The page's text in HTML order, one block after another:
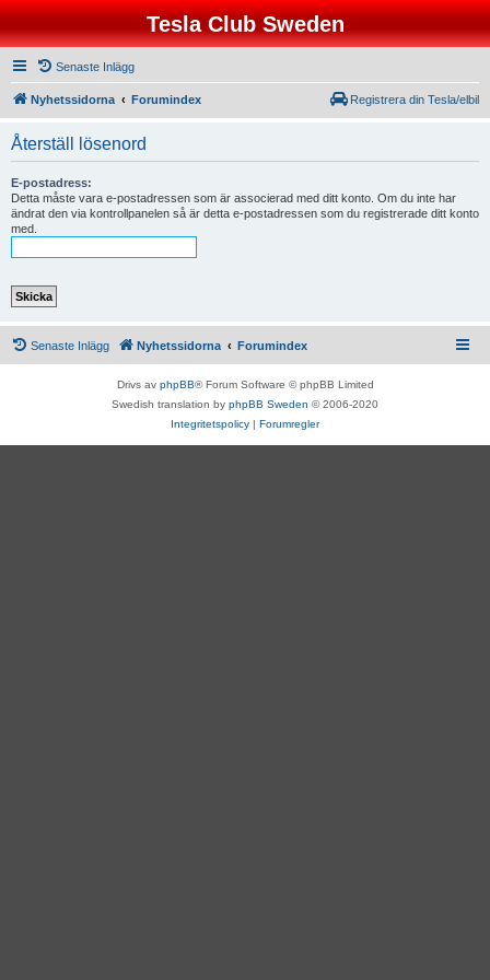
Tesla Club Sweden
Senaste Inlägg
Nyhetssidorna Forumindex Registrera din Tesla/elbil
Återställ lösenord
E-postadress:
Detta måste vara e-postadressen som är associerad med ditt konto. Om du inte har
ändrat den via kontrollpanelen så är detta e-postadressen som du registrerade ditt konto
med.
Senaste Inlägg Nyhetssidorna Forumindex
Drivs av phpBB® Forum Software © phpBB Limited
Swedish translation by phpBB Sweden © 2006-2020
Integritetspolicy | Forumregler